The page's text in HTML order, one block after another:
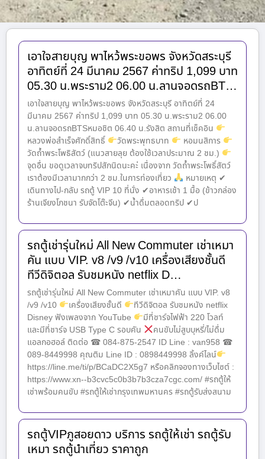
เอาใจสายบุญ พาไหว้พระขอพร จังหวัดสระบุรี
อาทิตย์ที่ 24 มีนาคม 2567 ค่าทริป 1,099 บาท
05.30 น.พระราม2 06.00 น.ลานจอดรถBT…
เอาใจสายบุญ พาไหว้พระขอพร จังหวัดสระบุรี อาทิตย์ที่ 24
มีนาคม 2567 ค่าทริป 1,099 บาท 05.30 น.พระราม2 06.00
น.ลานจอดรถBTSหมอชิต 06.40 น.รังสิต สถานที่เช็คอิน
หลวงพ่อสำเร็จศักดิ์สิทธิ์
วัดพระพุทธบาท
หอมนสิการ
วัดถ้ำพระโพธิสัตว์ (แนวสายลุย ต้องใช้เวลาประมาณ 2 ชม.)
จุดอื่น ขอดูเวลาจบทริปสักนิดนะคะ่ เนื่องจาก วัดถ้ำพระโพธิ์สัตว์
เราต้องมีเวลามากกว่า 2 ชม.ในการท่องเที่ยว
หมายเหตุ ✔
เดินทางไป-กลับ รถตู้ VIP 10 ที่นั่ง ✔อาหารเช้า 1 มื้อ (ข้าวกล่อง
ร้านเจียงโภชนา รับจัดโต๊ะจีน) ✔น้ำดื่มตลอดทริป ✔ป
รถตู้เช่ารุ่นใหม่ All New Commuter เช่าเหมา
คัน แบบ VIP. v8 /v9 /v10 เครื่องเสียงชั้นดี
ทีวีดิจิตอล รับชมหนัง netflix D…
รถตู้เช่ารุ่นใหม่ All New Commuter เช่าเหมาคัน แบบ VIP. v8
/v9 /v10
เครื่องเสียงชั้นดี
ทีวีดิจิตอล รับชมหนัง netflix
Disney ฟังเพลงจาก YouTube
มีที่ชาร์จไฟฟ้า 220 โวลท์
และมีที่ชาร์จ USB Type C รอบคัน
คนขับไม่สูบบุหรี่/ไม่ดื่ม
แอลกอฮอล์ ติดต่อ ☎ 084-875-2547 ID Line : van958 ☎
089-8449998 คุณติม Line ID : 0898449998 ลิ้งค์ไลน์
https://line.me/ti/p/BCaDC2X5g7 หรือคลิกจองทางเว็บไซต์ :
https://www.xn--b3cvc5c0b3b7b3cza7cgc.com/ #รถตู้ให้
เช่าพร้อมคนขับ #รถตู้ให้เช่ากรุงเทพมหานคร #รถตู้รับส่งสนาม
รถตู้VIPภูสอยดาว บริการ รถตู้ให้เช่า รถตู้รับ
เหมา รถตู้นำเที่ยว ราคาถูก